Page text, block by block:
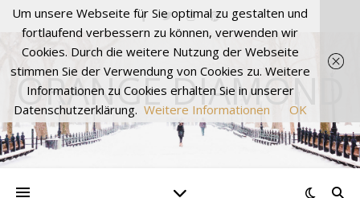
ORANGE DIAMOND
Um unsere Webseite für Sie optimal zu gestalten und
fortlaufend verbessern zu können, verwenden wir
Cookies. Durch die weitere Nutzung der Webseite
stimmen Sie der Verwendung von Cookies zu. Weitere
Informationen zu Cookies erhalten Sie in unserer
Datenschutzerklärung. Weitere Informationen OK